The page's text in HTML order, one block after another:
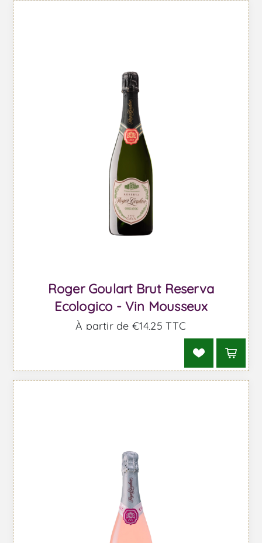
Roger Goulart Brut Reserva
Ecologico - Vin Mousseux
À partir de €14,25 TTC